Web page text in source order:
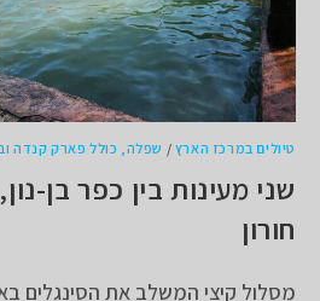
טיולים במרכז הארץ / שפלה, כולל פארק קנדה
שני מעינות בין כפר בן-
חורון
מסלול קיצי המשלב את הסינגלים